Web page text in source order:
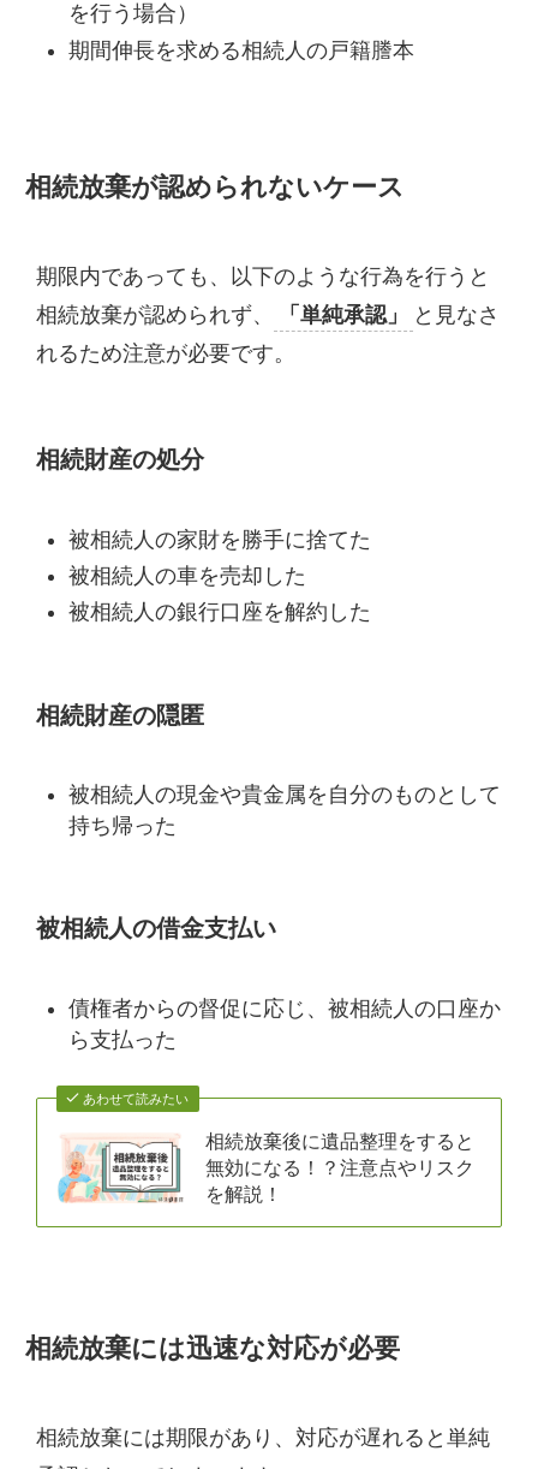
を行う場合）
期間伸長を求める相続人の戸籍謄本
相続放棄が認められないケース
期限内であっても、以下のような行為を行うと
相続放棄が認められず、
「単純承認」
と見なさ
れるため注意が必要です。
相続財産の処分
被相続人の家財を勝手に捨てた
被相続人の車を売却した
被相続人の銀行口座を解約した
相続財産の隠匿
被相続人の現金や貴金属を自分のものとして
持ち帰った
被相続人の借金支払い
債権者からの督促に応じ、被相続人の口座か
ら支払った
あわせて読みたい
相続放棄後に遺品整理をすると
無効になる！？注意点やリスク
を解説！
相続放棄には迅速な対応が必要
相続放棄には期限があり、対応が遅れると単純